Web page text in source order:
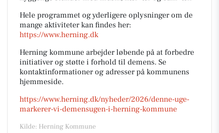
Hele programmet og yderligere oplysninger om de
mange aktiviteter kan findes her:
https://www.herning.dk
Herning kommune arbejder løbende på at forbedre
initiativer og støtte i forhold til demens. Se
kontaktinformationer og adresser på kommunens
hjemmeside.
https://www.herning.dk/nyheder/2026/denne-uge-
markerer-vi-demensugen-i-herning-kommune
Kilde: Herning Kommune